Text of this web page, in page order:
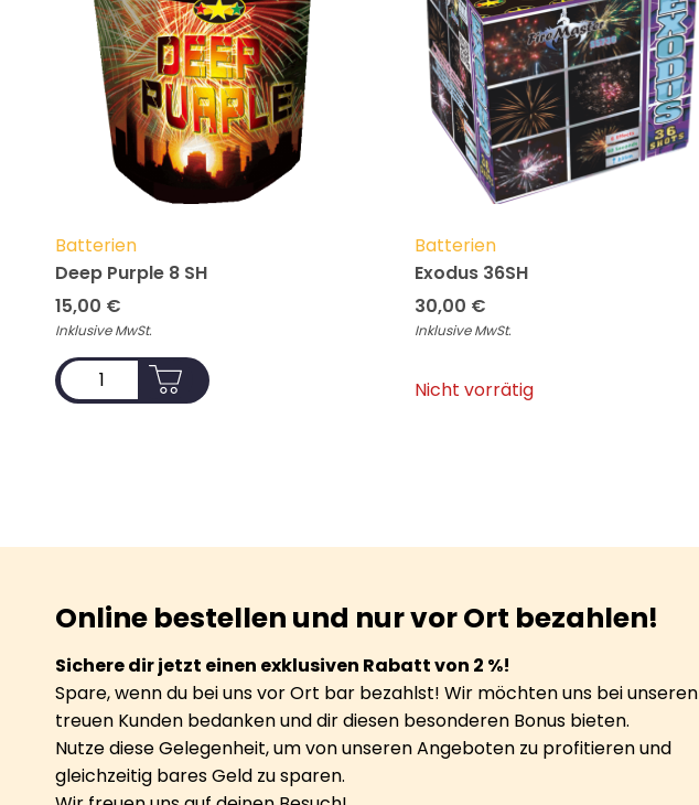
Batterien
Deep Purple 8 SH
15,00 €
Inklusive MwSt.
Batterien
Exodus 36SH
30,00 €
Inklusive MwSt.
Nicht vorrätig
Online bestellen und nur vor Ort bezahlen!
Sichere dir jetzt einen exklusiven Rabatt von 2 %!
Spare, wenn du bei uns vor Ort bar bezahlst! Wir möchten uns bei unseren
treuen Kunden bedanken und dir diesen besonderen Bonus bieten.
Nutze diese Gelegenheit, um von unseren Angeboten zu profitieren und
gleichzeitig bares Geld zu sparen.